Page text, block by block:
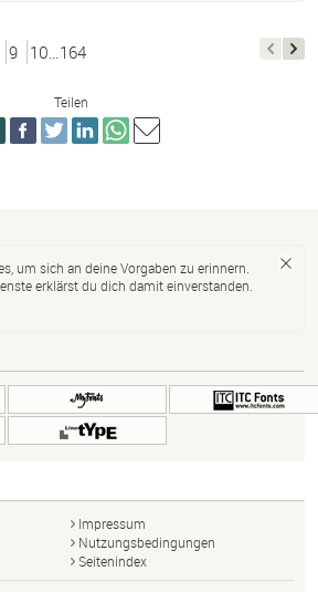
9 10…164
Teilen
um sich an deine Vorgaben zu erinnern.
erklärst du dich damit einverstanden.
Impressum
Nutzungsbedingungen
Seitenindex